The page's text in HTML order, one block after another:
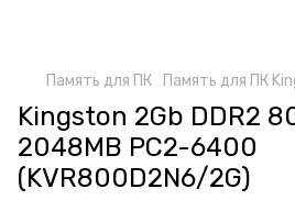
Память для ПК Память для ПК
Kingston 2Gb DDR2
2048MB PC2-6400
(KVR800D2N6/2G)